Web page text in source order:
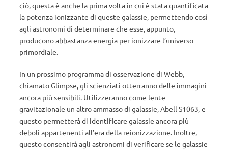
ciò, questa è anche la prima volta in cui è stata quantificata
la potenza ionizzante di queste galassie, permettendo così
agli astronomi di determinare che esse, appunto,
producono abbastanza energia per ionizzare l’universo
primordiale.
In un prossimo programma di osservazione di Webb,
chiamato Glimpse, gli scienziati otterranno delle immagini
ancora più sensibili. Utilizzeranno come lente
gravitazionale un altro ammasso di galassie, Abell S1063, e
questo permetterà di identificare galassie ancora più
deboli appartenenti all’era della reionizzazione. Inoltre,
questo consentirà agli astronomi di verificare se le galassie